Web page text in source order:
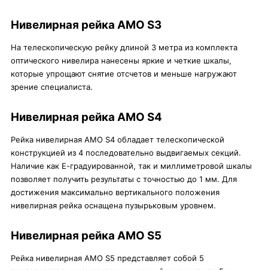
Нивелирная рейка AMO S3
На телескопическую рейку длиной 3 метра из комплекта
оптического нивелира нанесены яркие и четкие шкалы,
которые упрощают снятие отсчетов и меньше нагружают
зрение специалиста.
Нивелирная рейка AMO S4
Рейка нивелирная AMO S4 обладает телескопической
конструкцией из 4 последовательно выдвигаемых секций.
Наличие как Е-градуированной, так и миллиметровой шкалы
позволяет получить результаты с точностью до 1 мм. Для
достижения максимально вертикального положения
нивелирная рейка оснащена пузырьковым уровнем.
Нивелирная рейка AMO S5
Рейка нивелирная AMO S5 представляет собой 5